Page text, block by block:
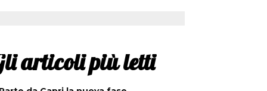
articoli più letti